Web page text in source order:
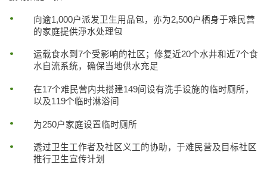
向逾1,000户派发卫生用品包，亦为2,500户栖身于难民营
的家庭提供淨水处理包
运载食水到7个受影响的社区；修复近20个水井和近7个食
水自流系统，确保当地供水充足
在17个难民营内共搭建149间设有洗手设施的临时厕所，
以及119个临时淋浴间
为250户家庭设置临时厕所
透过卫生工作者及社区义工的协助，于难民营及目标社区
推行卫生宣传计划